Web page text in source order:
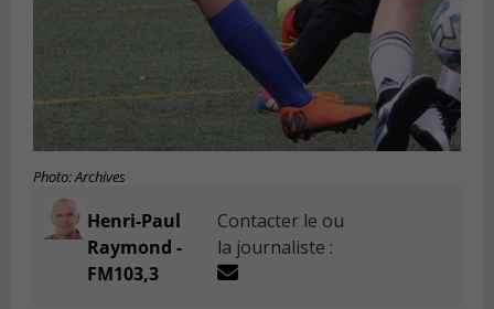
Photo: Archives
Henri-Paul
Raymond -
FM103,3
Contacter le ou
la journaliste :